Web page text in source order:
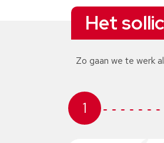
Het
Zo gaan we te werk
1